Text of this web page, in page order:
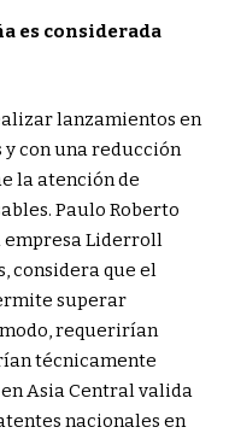
es considerada
lanzamientos en
con una reducción
la atención de
Paulo Roberto
empresa Liderroll
considera que el
superar
requerirían
técnicamente
Asia Central valida
nacionales en